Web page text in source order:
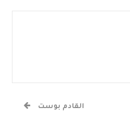
القادم بوست